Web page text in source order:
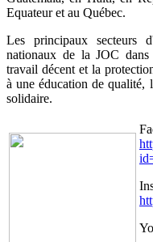
Equateur et au Québec.
Les principaux secteurs
nationaux de la JOC
travail décent et la
à une éducation de qualité,
solidaire.